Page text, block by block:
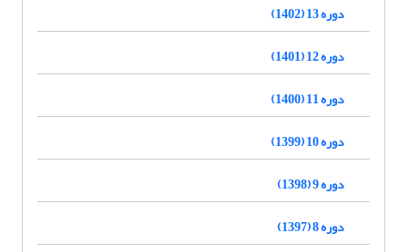
دوره 13 (1402)
دوره 12 (1401)
دوره 11 (1400)
دوره 10 (1399)
دوره 9 (1398)
دوره 8 (1397)